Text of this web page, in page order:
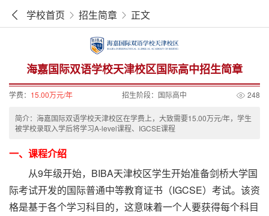
学校首页 招生简章 正文
海嘉国际双语学校天津校区国际高中招生简章
学费： 15.00万元/年 招生阶段： 国际高中 248
简介：海嘉国际双语学校天津校区在学费上，大致需要15.00万元/年，学生
被学校录取入学后将学习A-level课程、IGCSE课程
一、课程介绍
从9年级开始，BIBA天津校区学生开始准备剑桥大学国
际考试开发的国际普通中等教育证书（IGCSE）考试。该资
格是基于各个学习科目的，这意味着一个人要获得每个科目